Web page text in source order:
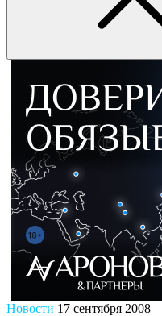
Новости 17 сентября 2008